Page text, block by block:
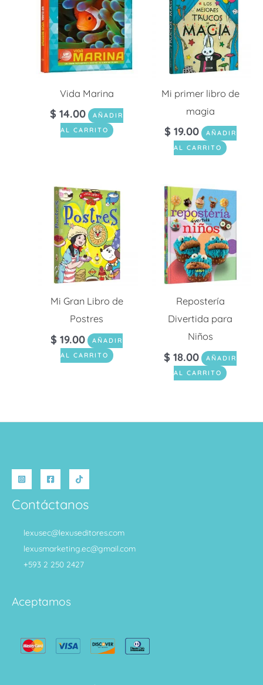
Vida Marina
$ 14.00
AÑADIR
AL CARRITO
Mi primer libro de
magia
$ 19.00
AÑADIR
AL CARRITO
Mi Gran Libro de
Postres
$ 19.00
AÑADIR
AL CARRITO
Repostería
Divertida para
Niños
$ 18.00
AÑADIR
AL CARRITO
Contáctanos
lexusec@lexuseditores.com
lexusmarketing.ec@gmail.com
+593 2 250 2427
Aceptamos